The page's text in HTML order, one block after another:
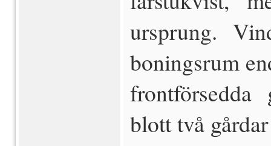
ursprung.
boningsrum
blott två gårdar